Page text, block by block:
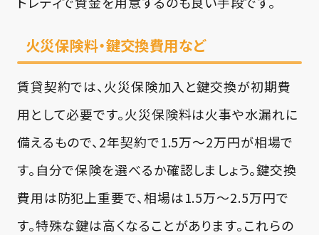
火災保険料・鍵交換費用など
賃貸契約では、火災保険加入と鍵交換が初期費
用として必要です。火災保険料は火事や水漏れに
備えるもので、2年契約で1.5万〜2万円が相場で
す。自分で保険を選べるか確認しましょう。鍵交換
費用は防犯上重要で、相場は1.5万〜2.5万円で
す。特殊な鍵は高くなることがあります。これらの